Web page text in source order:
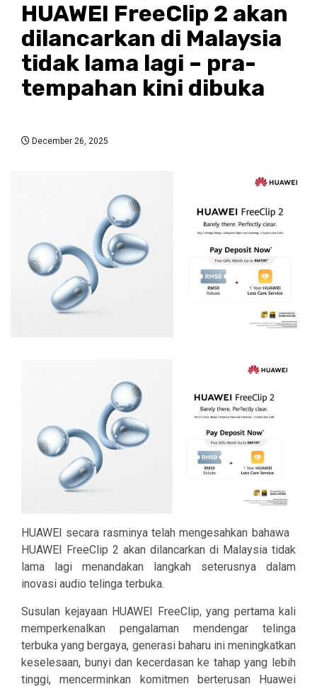
HUAWEI FreeClip 2 akan
dilancarkan di Malaysia
tidak lama lagi – pra-
tempahan kini dibuka
December 26, 2025
HUAWEI secara rasminya telah mengesahkan bahawa
HUAWEI FreeClip 2 akan dilancarkan di Malaysia tidak
lama lagi menandakan langkah seterusnya dalam
inovasi audio telinga terbuka.
Susulan kejayaan HUAWEI FreeClip, yang pertama kali
memperkenalkan pengalaman mendengar telinga
terbuka yang bergaya, generasi baharu ini meningkatkan
keselesaan, bunyi dan kecerdasan ke tahap yang lebih
tinggi, mencerminkan komitmen berterusan Huawei